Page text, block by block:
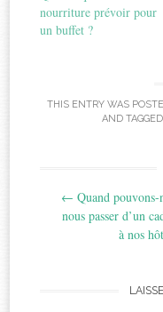
nourriture prévoir pour
un buffet ?
THIS ENTRY WAS
AND TAGGED
navigation
← Quand pouvons-
nous passer d’un
à nos